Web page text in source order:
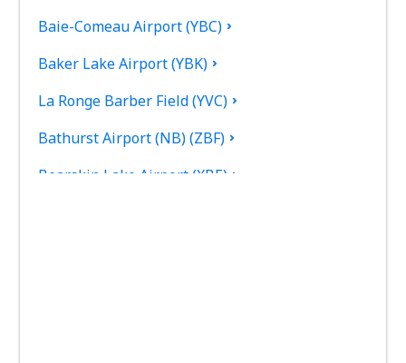
Baie-Comeau Airport (YBC)
Baker Lake Airport (YBK)
La Ronge Barber Field (YVC)
Bathurst Airport (NB) (ZBF)
Bearskin Lake Airport (XBE)